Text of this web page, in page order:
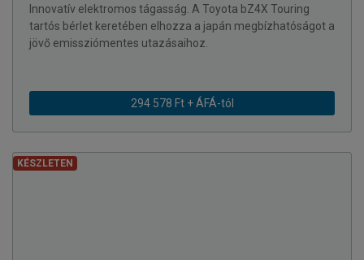
Innovatív elektromos tágasság. A Toyota bZ4X Touring
tartós bérlet keretében elhozza a japán megbízhatóságot a
jövő emissziómentes utazásaihoz.
294 578 Ft + ÁFÁ-tól
KÉSZLETEN